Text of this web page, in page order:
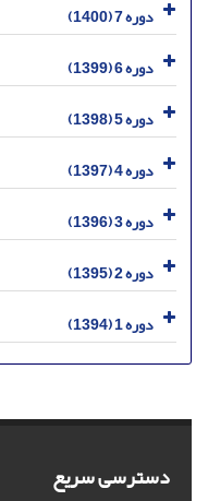
دوره 7 (1400)
دوره 6 (1399)
دوره 5 (1398)
دوره 4 (1397)
دوره 3 (1396)
دوره 2 (1395)
دوره 1 (1394)
دسترسی سریع